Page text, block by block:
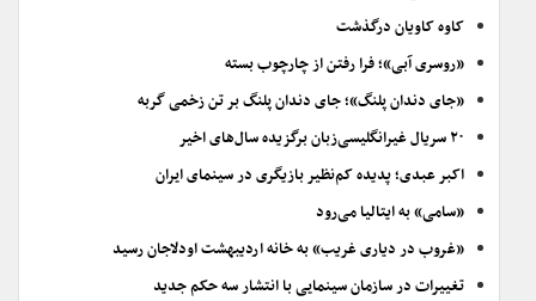
کاوه کاویان درگذشت
«روسری آبی»؛ فرا رفتن از چارچوب بسته
«جای دندان پلنگ»؛ جای دندان پلنگ بر تن زخمی گربه
۲۰ سریال غیرانگلیسی‌زبان برگزیده سال‌های اخیر
اکبر عبدی؛ پدیده کم‌نظیر بازیگری در سینمای ایران
«سامی» به ایتالیا می‌رود
«غروب در دیاری غریب» به خانه اردیبهشت اودلاجان رسید
تغییرات در سازمان سینمایی با انتشار سه حکم جدید